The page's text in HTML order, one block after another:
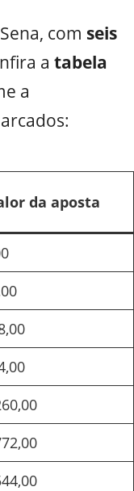
com seis
a tabela
a
da aposta